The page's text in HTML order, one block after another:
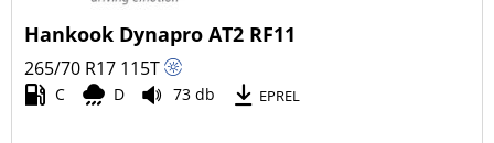
Hankook Dynapro AT2 RF11
265/70 R17 115T
C D 73 db EPREL